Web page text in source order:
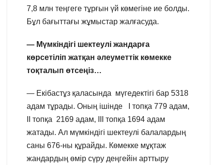
7,8 млн теңгеге тұрғын үй көмегіне ие болды.
Бұл бағыттағы жұмыстар жалғасуда.
— Мүмкіндігі шектеулі жандарға
көрсетіліп жатқан әлеуметтік көмекке
тоқталып өтсеңіз…
— Екібастұз қаласында мүгедектігі бар 5318
адам тұрады. Оның ішінде I топқа 779 адам,
ІІ топқа 2169 адам, ІІІ топқа 1694 адам
жатады. Ал мүмкіндігі шектеулі балалардың
саны 676-ны құрайды. Көмекке мұқтаж
жандардың өмір сүру деңгейін арттыру